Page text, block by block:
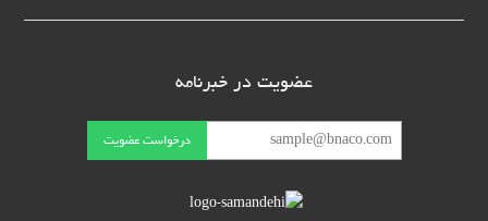
عضویت در خبرنامه